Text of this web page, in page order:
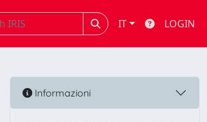
IT LOGIN
Informazioni